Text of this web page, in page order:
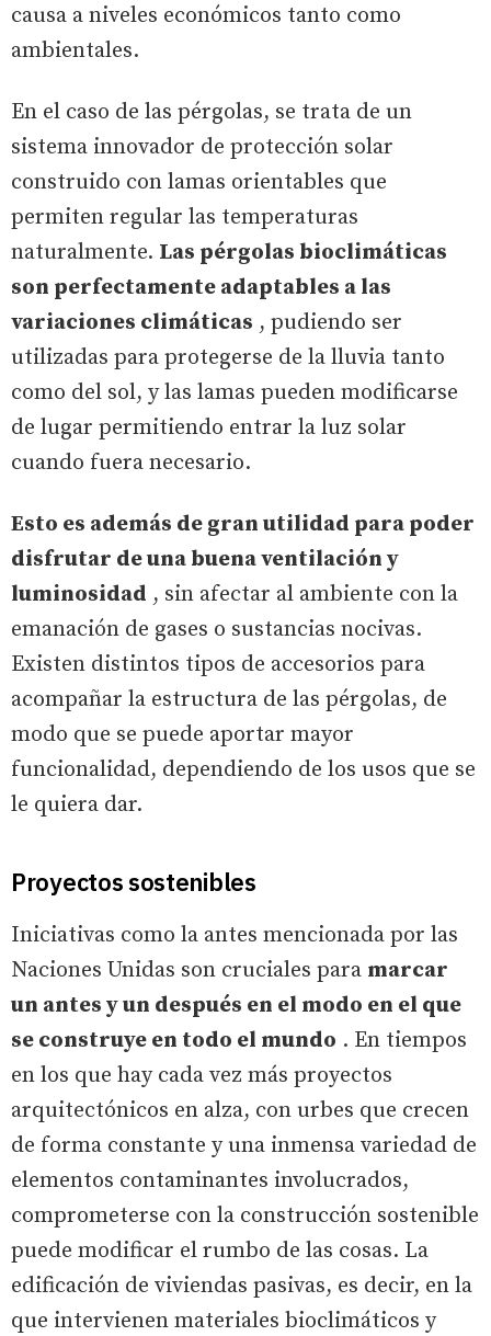
causa a niveles económicos tanto como
ambientales.
En el caso de las pérgolas, se trata de un
sistema innovador de protección solar
construido con lamas orientables que
permiten regular las temperaturas
naturalmente. Las pérgolas bioclimáticas
son perfectamente adaptables a las
variaciones climáticas , pudiendo ser
utilizadas para protegerse de la lluvia tanto
como del sol, y las lamas pueden modificarse
de lugar permitiendo entrar la luz solar
cuando fuera necesario.
Esto es además de gran utilidad para poder
disfrutar de una buena ventilación y
luminosidad , sin afectar al ambiente con la
emanación de gases o sustancias nocivas.
Existen distintos tipos de accesorios para
acompañar la estructura de las pérgolas, de
modo que se puede aportar mayor
funcionalidad, dependiendo de los usos que se
le quiera dar.
Proyectos sostenibles
Iniciativas como la antes mencionada por las
Naciones Unidas son cruciales para marcar
un antes y un después en el modo en el que
se construye en todo el mundo . En tiempos
en los que hay cada vez más proyectos
arquitectónicos en alza, con urbes que crecen
de forma constante y una inmensa variedad de
elementos contaminantes involucrados,
comprometerse con la construcción sostenible
puede modificar el rumbo de las cosas. La
edificación de viviendas pasivas, es decir, en la
que intervienen materiales bioclimáticos y